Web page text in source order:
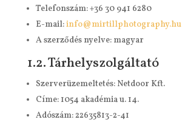
Telefonszám: +36 30 941 6280
E-mail:info@mirtillphotography.hu
A szerződés nyelve: magyar
1.2. Tárhelyszolgáltató
Szerverüzemeltetés: Netdoor Kft.
Címe: 1054 akadémia u. 14.
Adószám: 22635813-2-41